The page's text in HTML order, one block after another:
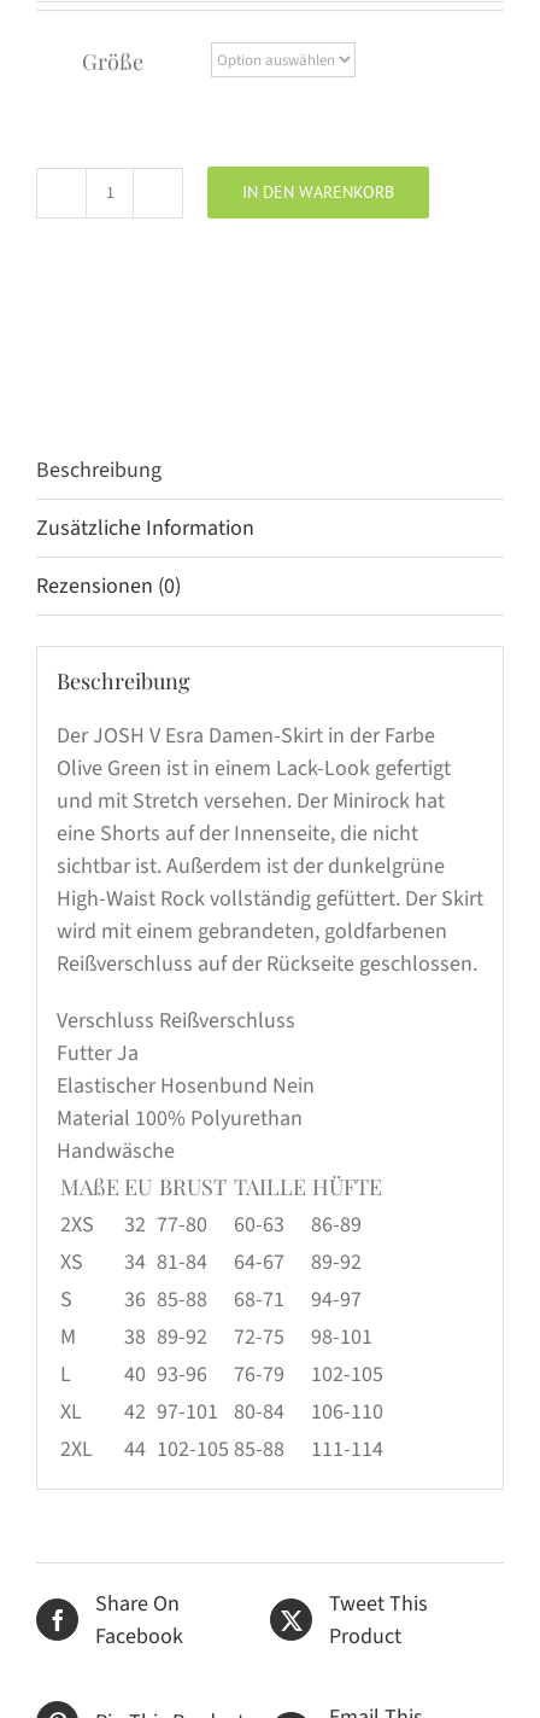
Größe
JOSH
IN DEN WARENKORB
Beschreibung
Zusätzliche Information
Rezensionen (0)
Beschreibung
Der JOSH V Esra Damen-Skirt in der Farbe
Olive Green ist in einem Lack-Look gefertigt
und mit Stretch versehen. Der Minirock hat
eine Shorts auf der Innenseite, die nicht
sichtbar ist. Außerdem ist der dunkelgrüne
High-Waist Rock vollständig gefüttert. Der Skirt
wird mit einem gebrandeten, goldfarbenen
Reißverschluss auf der Rückseite geschlossen.
Verschluss Reißverschluss
FutterJa
Elastischer Hosenbund Nein
Material 100% Polyurethan
Handwäsche
MAßE EU BRUST TAILLE HÜFTE
2XS 32 77-80 60-63
86-89
XS
34 81-84 64-67
89-92
S
36 85-88 68-71
94-97
M
38 89-92 72-75
98-101
L
40 93-96 76-79
102-105
XL
42 97-101 80-84
106-110
2XL
44 102-105 85-88 111-114
Share On
Facebook
Tweet This
Product